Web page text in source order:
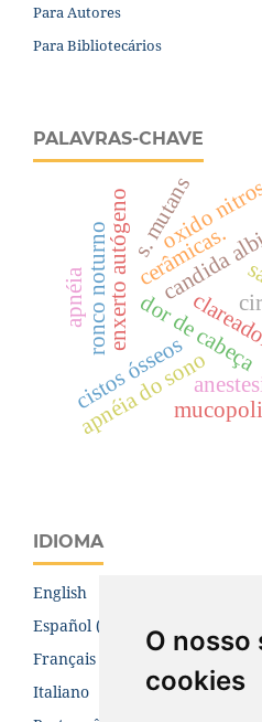
O nosso
cookies
Para Autores
Para Bibliotecários
PALAVRAS-CHAVE
dor de cabeça
candida
enxerto autógeno
apnéia do sono
ronco noturno
cistos ósseos
cerâmicas.
s. mutans
oxido
apnéia
IDIOMA
English
Español (España)
Français (Canada)
Italiano